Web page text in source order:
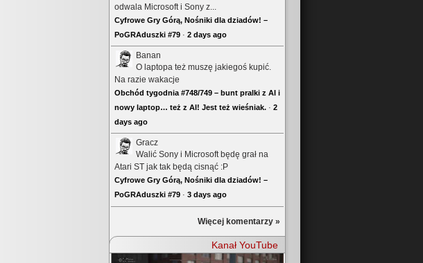
odwala Microsoft i Sony z...
Cyfrowe Gry Górą, Nośniki dla dziadów! –
PoGRAduszki #79 · 2 days ago
Banan
O laptopa też muszę jakiegoś kupić.
Na razie wakacje
Obchód tygodnia #748/749 – bunt pralki z AI i
nowy laptop… też z AI! Jest też wieśniak. · 2
days ago
Gracz
Walić Sony i Microsoft będę grał na
Atari ST jak tak będą cisnąć :P
Cyfrowe Gry Górą, Nośniki dla dziadów! –
PoGRAduszki #79 · 3 days ago
Więcej komentarzy »
Kanał YouTube